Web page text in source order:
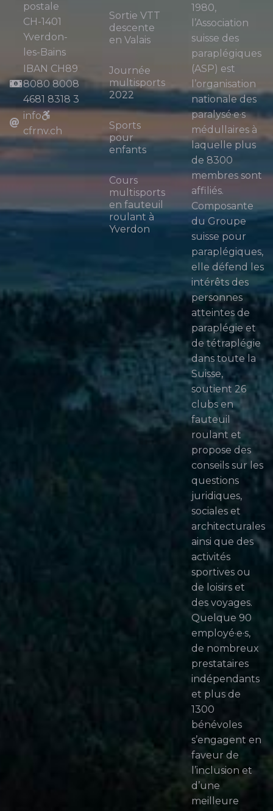
postale
CH-1401
Yverdon-
les-Bains
IBAN CH89
8080 8008
4681 8318 3
info
cfrnv.ch
Sortie VTT
descente
en Valais
Journée
multisports
2022
Sports
pour
enfants
Cours
multisports
en fauteuil
roulant à
Yverdon
1980,
l’Association
suisse des
paraplégiques
(ASP) est
l’organisation
nationale des
paralysé·e·s
médullaires à
laquelle plus
de 8300
membres sont
affiliés.
Composante
du Groupe
suisse pour
paraplégiques,
elle défend les
intérêts des
personnes
atteintes de
paraplégie et
de tétraplégie
dans toute la
Suisse,
soutient 26
clubs en
fauteuil
roulant et
propose des
conseils sur les
questions
juridiques,
sociales et
architecturales
ainsi que des
activités
sportives ou
de loisirs et
des voyages.
Quelque 90
employé·e·s,
de nombreux
prestataires
indépendants
et plus de
1300
bénévoles
s’engagent en
faveur de
l’inclusion et
d’une
meilleure